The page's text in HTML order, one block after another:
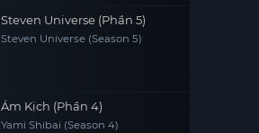
Steven Universe (Phần 5)
Steven Universe (Season 5)
Ám Kịch (Phần 4)
Yami Shibai (Season 4)